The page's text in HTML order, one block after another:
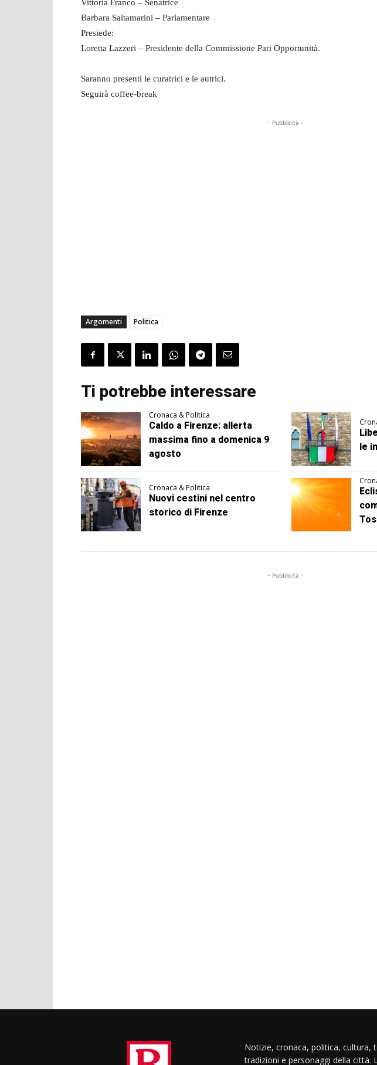
Vittoria Franco – Senatrice
Barbara Saltamarini – Parlamentare
Presiede:
Loretta Lazzeri – Presidente della Commissione Pari Opportunità.
Saranno presenti le curatrici e le autrici.
Seguirà coffee-break
- Pubblicità -
Argomenti Politica
Ti potrebbe interessare
Cronaca & Politica
Caldo a Firenze: allerta
massima fino a domenica 9
agosto
le
Cronaca & Politica
Nuovi cestini nel centro
storico di Firenze
- Pubblicità -
Notizie, cronaca, politica, cultura,
tradizioni e personaggi della città.